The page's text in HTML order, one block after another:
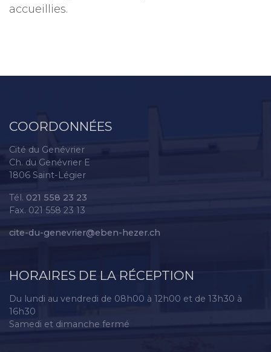
accueillies.
COORDONNÉES
Cité du Genévrier
Ch. du Genévrier E
1806 Saint-Légier
Tél. 021 558 23 23
Fax. 021 558 23 13
cite-du-genevrier@eben-hezer.ch
HORAIRES DE LA RÉCEPTION
Du lundi au vendredi de 08h00 à 12h00 et de 13h30 à
16h30
Samedi et dimanche fermé